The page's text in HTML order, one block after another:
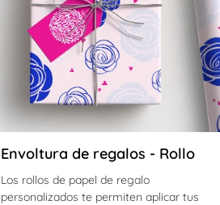
Envoltura de regalos - Rollo
Los rollos de papel de regalo
personalizados te permiten aplicar tus